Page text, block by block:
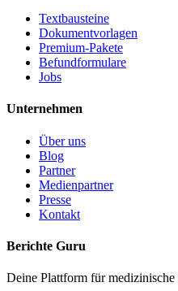
Textbausteine
Dokumentvorlagen
Premium-Pakete
Befundformulare
Jobs
Unternehmen
Über uns
Blog
Partner
Medienpartner
Presse
Kontakt
Berichte Guru
Deine Plattform für